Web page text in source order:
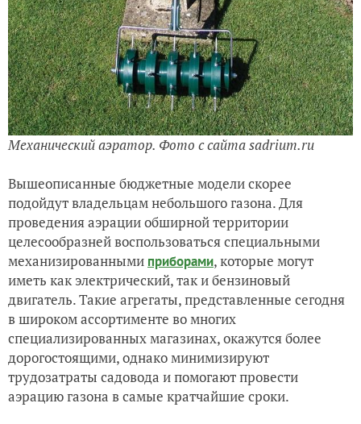
Механический аэратор. Фото с сайта sadrium.ru
Вышеописанные бюджетные модели скорее
подойдут владельцам небольшого газона. Для
проведения аэрации обширной территории
целесообразней воспользоваться специальными
механизированными приборами, которые могут
иметь как электрический, так и бензиновый
двигатель. Такие агрегаты, представленные сегодня
в широком ассортименте во многих
специализированных магазинах, окажутся более
дорогостоящими, однако минимизируют
трудозатраты садовода и помогают провести
аэрацию газона в самые кратчайшие сроки.